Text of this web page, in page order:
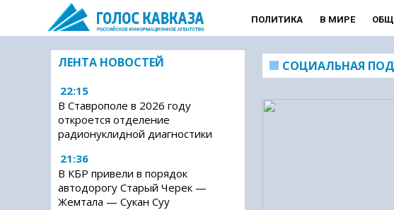
ПОЛИТИКА В МИРЕ
ЛЕНТА НОВОСТЕЙ
22:15
В Ставрополе в 2026 году
откроется отделение
радионуклидной диагностики
21:36
В КБР привели в порядок
автодорогу Старый Черек —
Жемтала — Сукан Суу
СОЦИАЛЬНАЯ